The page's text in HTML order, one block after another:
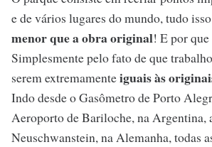
e de vários lugares do mundo, tudo
menor que a obra original! E por
Simplesmente pelo fato de que
serem extremamenteiguais às
Indo desde o Gasômetro de Porto
Aeroporto de Bariloche, na Argentina,
Neuschwanstein, na Alemanha, todas